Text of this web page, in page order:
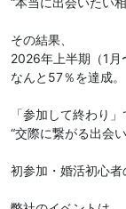
その結果、
2026年上半期（1月
なんと57％を達成。
「参加して終わり」
“交際に繋がる出会
初参加・婚活初心